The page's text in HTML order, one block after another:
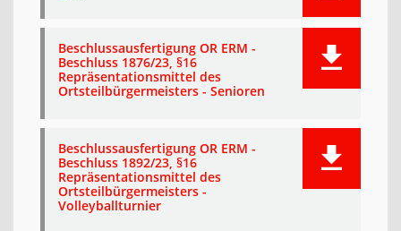
Beschlussausfertigung OR ERM -
Beschluss 1876/23, §16
Repräsentationsmittel des
Ortsteilbürgermeisters - Senioren
Beschlussausfertigung OR ERM -
Beschluss 1892/23, §16
Repräsentationsmittel des
Ortsteilbürgermeisters -
Volleyballturnier